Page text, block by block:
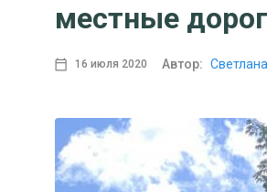
местные
16 июля 2020 Автор: